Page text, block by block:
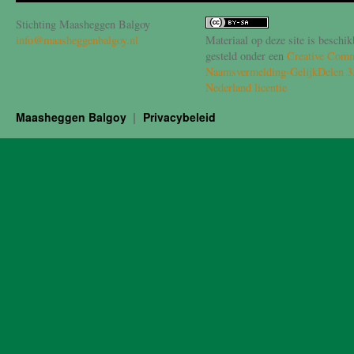
Stichting Maasheggen Balgoy
info@maasheggenbalgoy.nl
Materiaal op deze site is
gesteld onder een Creative
Naamsvermelding-GelijkDelen
Nederland licentie
Maasheggen Balgoy Privacybeleid